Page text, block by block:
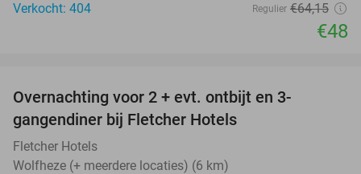
Verkocht: 404
Regulier €64,15
€48
Overnachting voor 2 + evt. ontbijt en 3-
gangendiner bij Fletcher Hotels
Fletcher Hotels
Wolfheze (+ meerdere locaties) (6 km)